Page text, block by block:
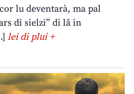
lu deventarà, ma pal
di sielzi” di lâ in
lei di plui +